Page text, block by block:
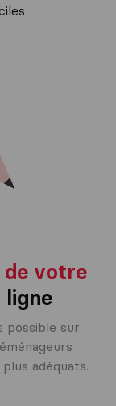
de votre
ligne
possible sur
adéquats.